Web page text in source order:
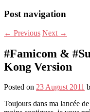
Post navigation
← Previous Next →
#Famicom &
Kong Version
Posted on 23 August 2011
Toujours dans ma lancée